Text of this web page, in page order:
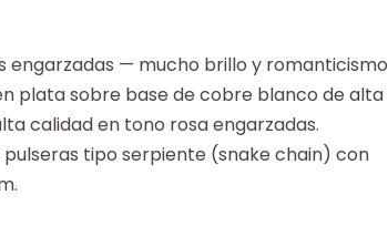
engarzadas — mucho brillo y romanticismo
plata sobre base de cobre blanco de alta
calidad en tono rosa engarzadas.
tipo serpiente (snake chain) con